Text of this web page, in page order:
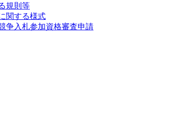
規則等
関する様式
争入札参加資格審査申請